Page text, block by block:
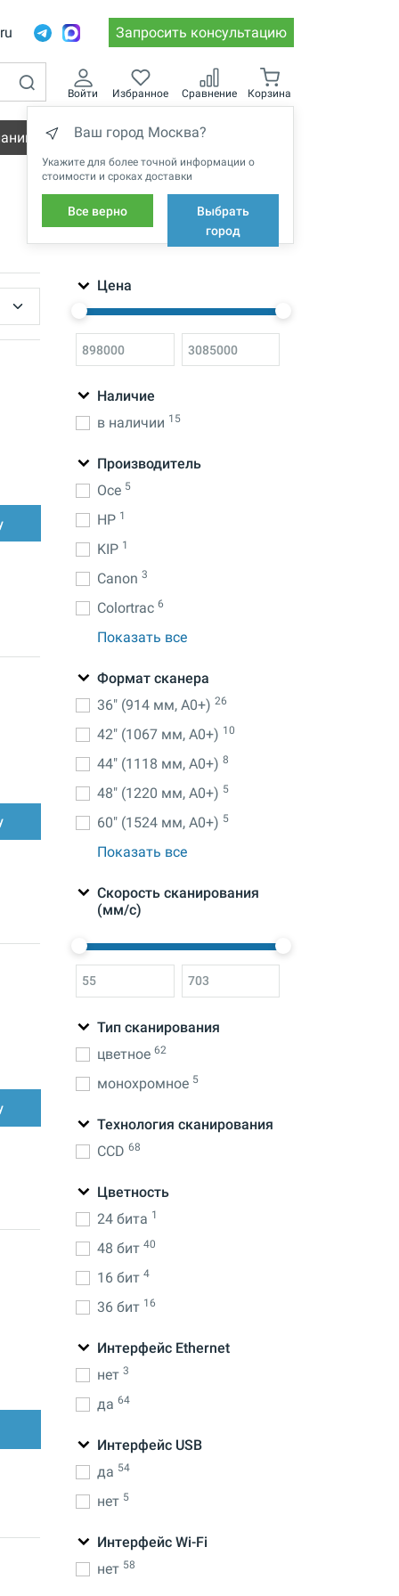
Запросить консультацию
Войти Избранное Сравнение Корзина
Ваш город Москва?
Укажите для более точной информации о
стоимости и сроках доставки
Все верно
Выбрать
город
Вакансии
ФИЛЬТРЫ
Цена
Наличие
в наличии 15
Производитель
Oce 5
HP 1
KIP 1
Canon 3
Colortrac 6
Показать все
Формат сканера
36" (914 мм, A0+) 26
42" (1067 мм, A0+) 10
44" (1118 мм, A0+) 8
48" (1220 мм, A0+) 5
60" (1524 мм, A0+) 5
Показать все
Скорость сканирования
(мм/с)
Тип сканирования
цветное 62
монохромное 5
Технология сканирования
CCD 68
Цветность
24 бита 1
48 бит 40
16 бит 4
36 бит 16
Интерфейс Ethernet
нет 3
да 64
Интерфейс USB
да 54
нет 5
Интерфейс Wi-Fi
нет 58